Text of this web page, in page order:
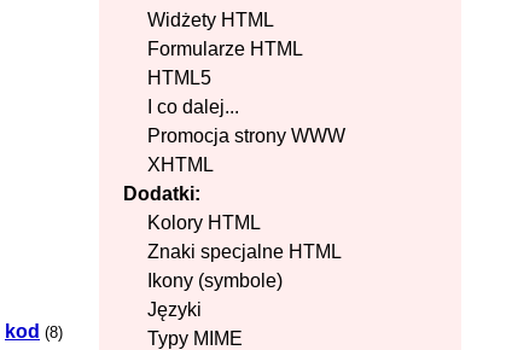
Widżety HTML
Formularze HTML
HTML5
I co dalej...
Promocja strony WWW
XHTML
Dodatki:
Kolory HTML
Znaki specjalne HTML
Ikony (symbole)
Języki
Typy MIME
kod (8)